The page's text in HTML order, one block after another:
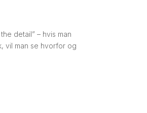
detail” – hvis man
vil man se hvorfor og